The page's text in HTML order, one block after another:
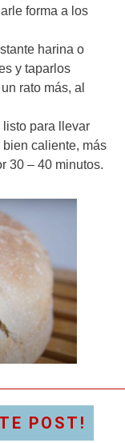
forma a los
harina o
y taparlos
rato más, al
listo para llevar
bien caliente, más
30 – 40 minutos.
POST!